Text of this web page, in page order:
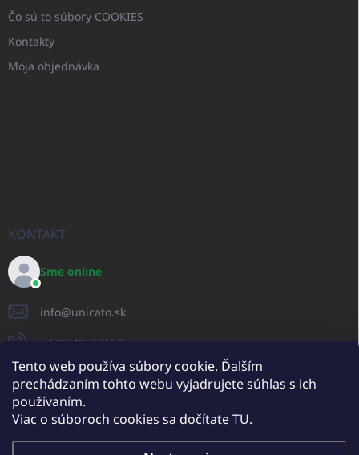
Tento web používa súbory cookie. Ďalším
prechádzaním tohto webu vyjadrujete súhlas s ich
používaním.
Viac o súboroch cookies sa dočítateTU.
Čo sú to súbory COOKIES
Kontakty
Moja objednávka
KONTAKT
Sme online
info@unicato.sk
+421940652650
UNICATO.sk
UNICATOshop.pl UNICATOshop.de